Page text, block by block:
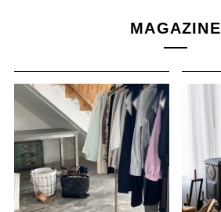
MAGAZINE